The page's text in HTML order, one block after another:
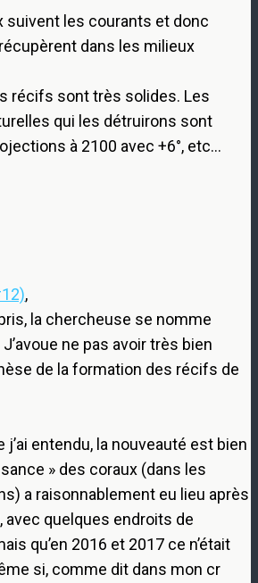
suivent les courants et donc
dans les milieux
récifs sont très solides. Les
qui les détruirons sont
à 2100 avec +6°, etc…
,
la chercheuse se nomme
ne pas avoir très bien
de la formation des récifs de
j’ai entendu, la nouveauté est bien
» des coraux (dans les
a raisonnablement eu lieu après
avec quelques endroits de
qu’en 2016 et 2017 ce n’était
si, comme dit dans mon cr